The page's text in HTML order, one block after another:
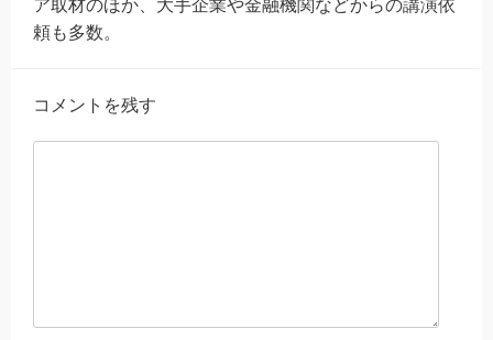
ア取材のほか、大手企業や金融機関などからの講演依
頼も多数。
コメントを残す